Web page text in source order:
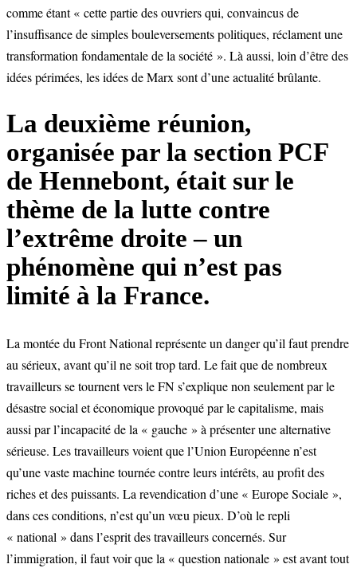
comme étant « cette partie des ouvriers qui, convaincus de
l’insuffisance de simples bouleversements politiques, réclament une
transformation fondamentale de la société ». Là aussi, loin d’être des
idées périmées, les idées de Marx sont d’une actualité brûlante.
La deuxième réunion,
organisée par la section PCF
de Hennebont, était sur le
thème de la lutte contre
l’extrême droite – un
phénomène qui n’est pas
limité à la France.
La montée du Front National représente un danger qu’il faut prendre
au sérieux, avant qu’il ne soit trop tard. Le fait que de nombreux
travailleurs se tournent vers le FN s’explique non seulement par le
désastre social et économique provoqué par le capitalisme, mais
aussi par l’incapacité de la « gauche » à présenter une alternative
sérieuse. Les travailleurs voient que l’Union Européenne n’est
qu’une vaste machine tournée contre leurs intérêts, au profit des
riches et des puissants. La revendication d’une « Europe Sociale »,
dans ces conditions, n’est qu’un vœu pieux. D’où le repli
« national » dans l’esprit des travailleurs concernés. Sur
l’immigration, il faut voir que la « question nationale » est avant tout